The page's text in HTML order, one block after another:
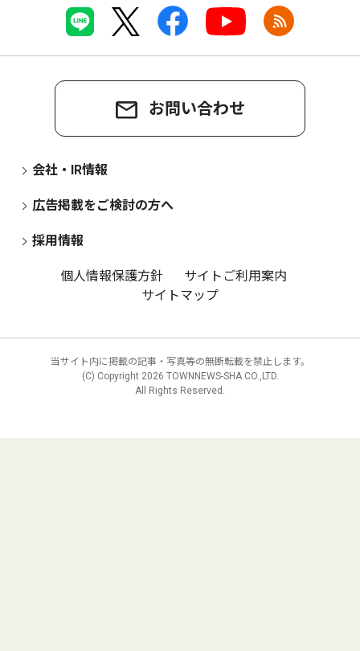
お問い合わせ
会社・IR情報
広告掲載をご検討の方へ
採用情報
個人情報保護方針
サイトご利用案内
サイトマップ
当サイト内に掲載の記事・写真等の無断転載を禁止します。
(C) Copyright 2026 TOWNNEWS-SHA CO.,LTD.
All Rights Reserved.